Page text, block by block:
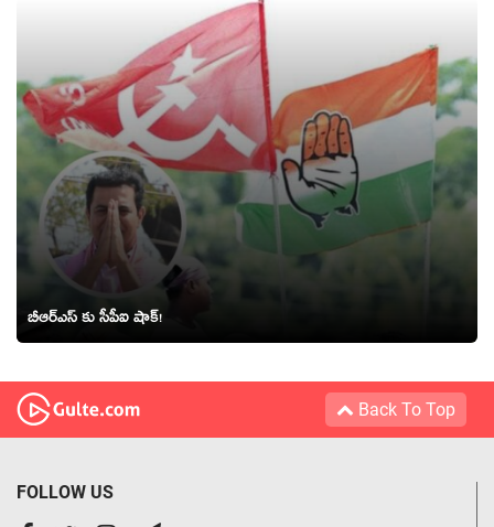
బీఆర్ఎస్ కు సీపీఐ షాక్!
Back To Top
FOLLOW US